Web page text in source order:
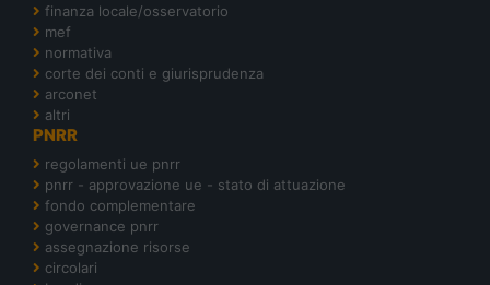
finanza locale/osservatorio
mef
normativa
corte dei conti e giurisprudenza
arconet
altri
PNRR
regolamenti ue pnrr
pnrr - approvazione ue - stato di attuazione
fondo complementare
governance pnrr
assegnazione risorse
circolari